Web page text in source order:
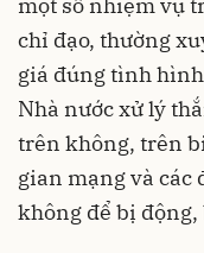
một số nhiệm vụ
chỉ đạo, thường
giá đúng tình
Nhà nước xử lý
trên không, trên
gian mạng và các
không để bị động,